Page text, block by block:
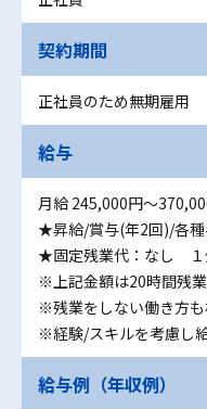
契約期間
正社員のため無期雇用
給与
月給 245,000円〜
★昇給/賞与(年2回)/各種
★固定残業代：なし １
※上記金額は20時間残
※残業をしない働き方
※経験/スキルを考慮し
給与例（年収例）